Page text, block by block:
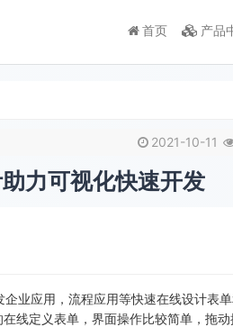
首页 产品
2021-10-11
力可视化快速开发
业应用，流程应用等快速在线设计表
线定义表单，界面操作比较简单，拖动